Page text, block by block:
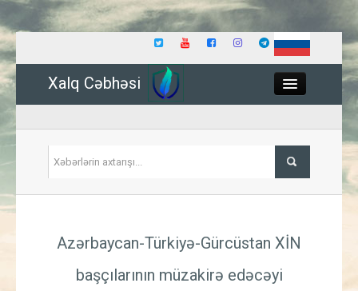
Xalq Cəbhəsi
İqtisadiyyat
Azərbaycan-Türkiyə-Gürcüstan XİN
başçılarının müzakirə edəcəyi